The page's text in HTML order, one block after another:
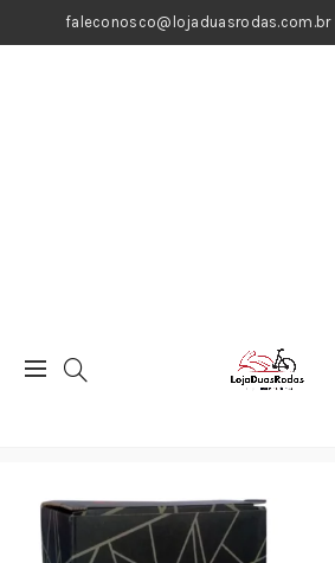
faleconosco@lojaduasrodas.com.br|